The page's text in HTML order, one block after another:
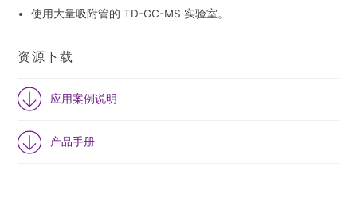
使用大量吸附管的 TD-GC-MS 实验室。
资源下载
应用案例说明
产品手册